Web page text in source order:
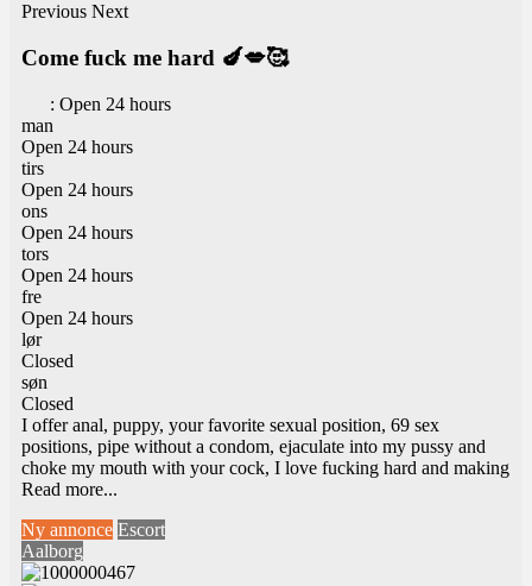
Previous Next
Come fuck me hard 🍆💋🥰
: Open 24 hours
man
Open 24 hours
tirs
Open 24 hours
ons
Open 24 hours
tors
Open 24 hours
fre
Open 24 hours
lør
Closed
søn
Closed
I offer anal, puppy, your favorite sexual position, 69 sex
positions, pipe without a condom, ejaculate into my pussy and
choke my mouth with your cock, I love fucking hard and making
Read more...
Ny annonce Escort
Aalborg